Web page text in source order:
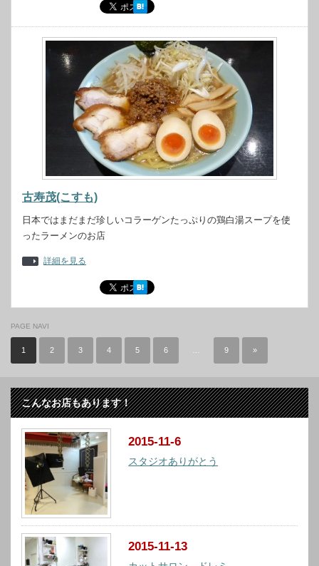
古寿茂(こすも)
日本ではまだまだ珍しいコラーゲンたっぷりの鶏白湯スープを使
ったラーメンのお店
詳細を見る
PAGE NAVI
1 2 3 4 5 6 9 »
こんなお店もあります！
2015-11-6
スタジオありがとう
2015-11-13